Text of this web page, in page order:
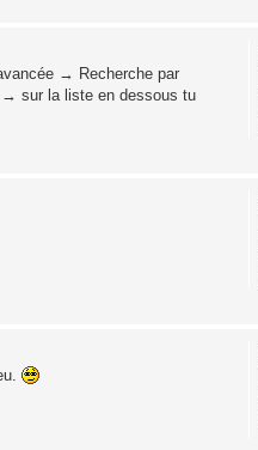
→ Recherche par
→ sur la liste en dessous tu